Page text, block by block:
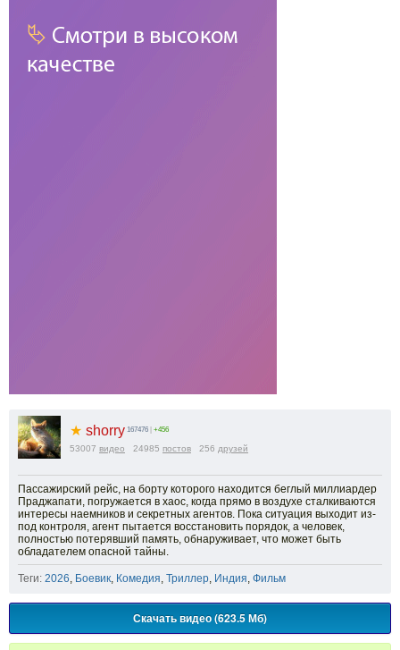
★ shorry 167476 +456
53007 видео 24985 постов 256 друзей
Пассажирский рейс, на борту которого находится беглый миллиардер
Праджапати, погружается в хаос, когда прямо в воздухе сталкиваются
интересы наемников и секретных агентов. Пока ситуация выходит из-
под контроля, агент пытается восстановить порядок, а человек,
полностью потерявший память, обнаруживает, что может быть
обладателем опасной тайны.
Теги: 2026, Боевик, Комедия, Триллер, Индия, Фильм
Скачать видео (623.5 Мб)